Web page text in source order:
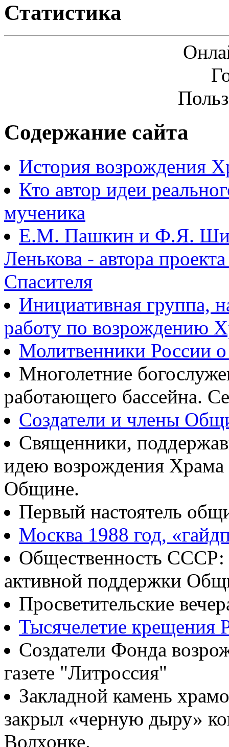
Статистика
Содержание сайта
История возрождения
Кто автор идеи
мученика
Е.М. Пашкин и Ф.Я.
Ленькова - автора
Спасителя
Инициативная группа,
работу по возрождению
Молитвенники России
Многолетние
работающего бассейна.
Создатели и члены
Священники,
идею возрождения
Общине.
Первый настоятель
Москва 1988 год,
Общественность СССР:
активной поддержки
Просветительские
Тысячелетие крещения
Создатели Фонда
газете "Литроссия"
Закладной камень
закрыл «черную дыру»
Волхонке.